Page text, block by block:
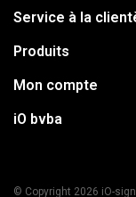
Service à la
Produits
Mon compte
iO bvba
© Copyright 2026 iO-